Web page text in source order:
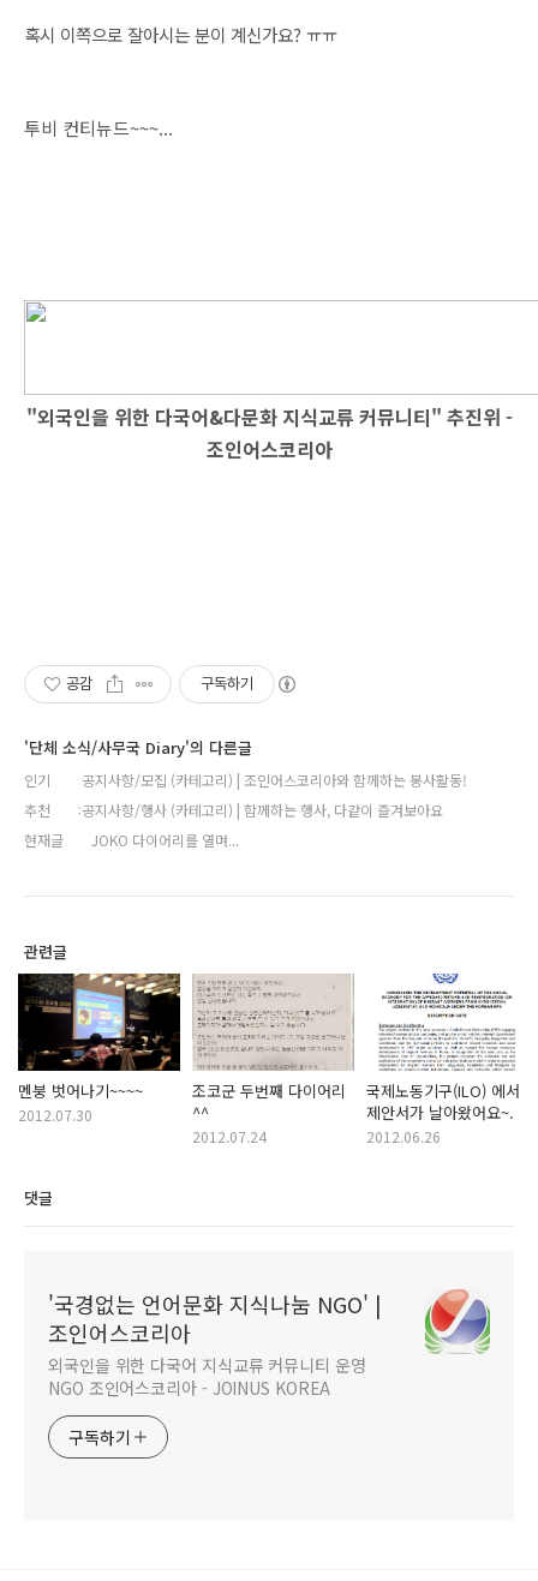
혹시 이쪽으로 잘아시는 분이 계신가요? ㅠㅠ
투비 컨티뉴드~~~...
"외국인을 위한 다국어&다문화 지식교류 커뮤니티" 추진위 -
조인어스코리아
공감 구독하기
'단체 소식/사무국 Diary'의 다른글
인기
공지사항/모집 (카테고리) | 조인어스코리아와 함께하는 봉사활동!
추천
공지사항/행사 (카테고리) | 함께하는 행사, 다같이 즐겨보아요
현재글
JOKO 다이어리를 열며...
관련글
멘붕 벗어나기~~~~
2012.07.30
조코군 두번째 다이어리
^^
2012.07.24
국제노동기구(ILO) 에서
제안서가 날아왔어요~.
2012.06.26
댓글
'국경없는 언어문화 지식나눔 NGO' |
조인어스코리아
외국인을 위한 다국어 지식교류 커뮤니티 운영
NGO 조인어스코리아 - JOINUS KOREA
구독하기